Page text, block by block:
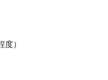
）